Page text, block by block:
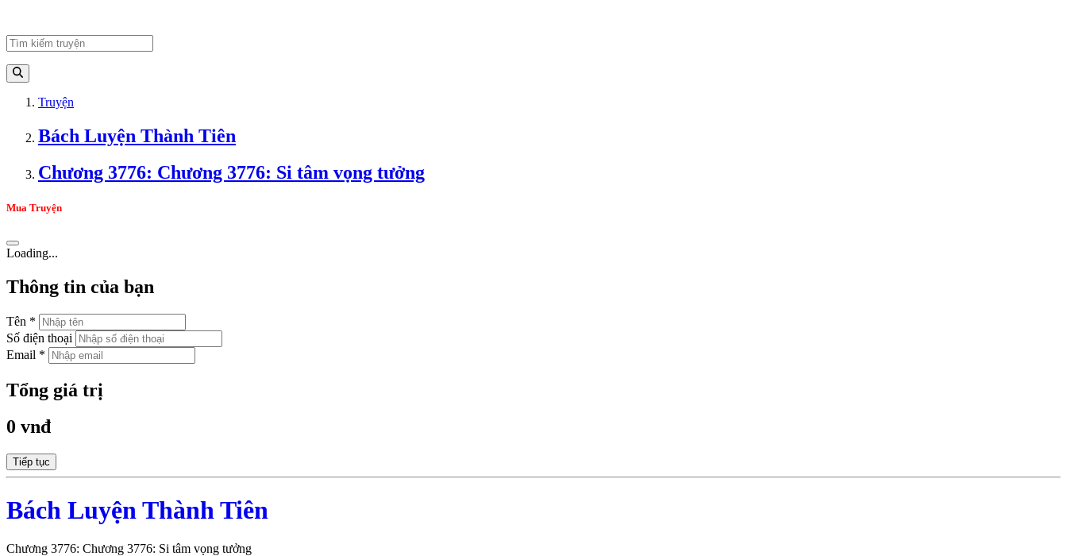
Truyện
Bách Luyện Thành Tiên
Chương 3776: Chương 3776: Si tâm vọng tưởng
Mua Truyện
Loading...
Thông tin của bạn
Tên *
Số điện thoại
Email *
Tổng giá trị
0 vnđ
Tiếp tục
Bách Luyện Thành Tiên
Chương 3776: Chương 3776: Si tâm vọng tưởng